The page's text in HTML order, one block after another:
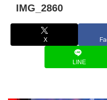
IMG_2860
X
LINE